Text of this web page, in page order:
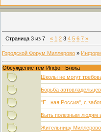
Страница 3 из 7 « 1 2 3 4 5 6 7 »
Городской Форум Миллерово »
Обсуждение тем Инфо - Блока
Школы не могут
Борьба
"Е...ная Россия", с
Быть полезным
Жительницу Миллерово